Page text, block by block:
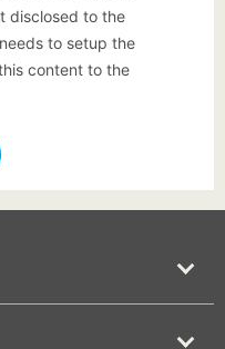
disclosed to the
to setup the
content to the